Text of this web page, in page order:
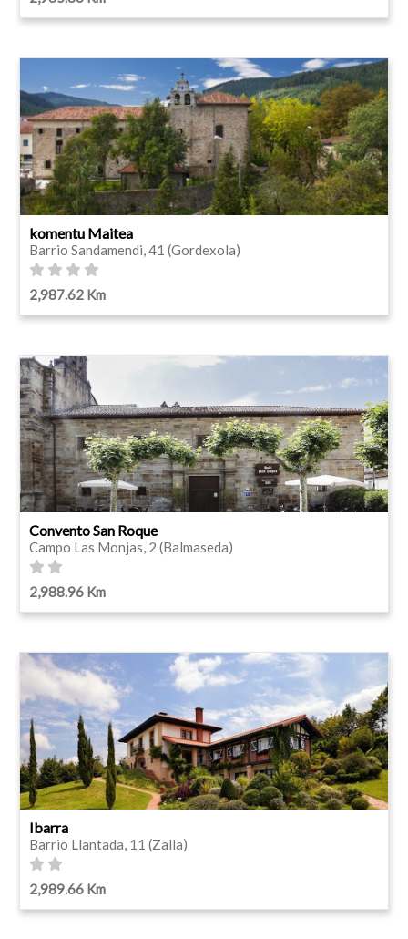
komentu Maitea
Barrio Sandamendi, 41 (Gordexola)
2,987.62 Km
Convento San Roque
Campo Las Monjas, 2 (Balmaseda)
2,988.96 Km
Ibarra
Barrio Llantada, 11 (Zalla)
2,989.66 Km